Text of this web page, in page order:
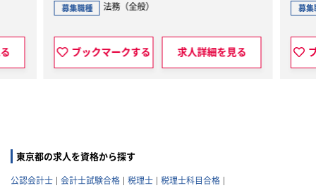
募集職種 法務（全般）
ブックマークする 求人詳細を見る
募集
東京都の求人を資格から探す
公認会計士 会計士試験合格 税理士
税理士科目合格